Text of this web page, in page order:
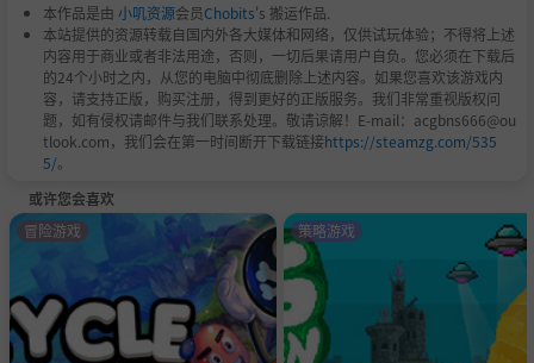
本作品是由 小叽资源会员Chobits's 搬运作品.
本站提供的资源转载自国内外各大媒体和网络，仅供试玩体验；不得将上述
内容用于商业或者非法用途，否则，一切后果请用户自负。您必须在下载后
的24个小时之内，从您的电脑中彻底删除上述内容。如果您喜欢该游戏内
容，请支持正版，购买注册，得到更好的正版服务。我们非常重视版权问
题，如有侵权请邮件与我们联系处理。敬请谅解！E-mail：acgbns666@ou
tlook.com，我们会在第一时间断开下载链接https://steamzg.com/535
5/。
或许您会喜欢
冒险游戏 策略游戏